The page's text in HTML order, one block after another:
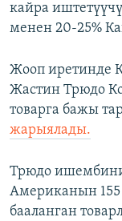
кайра
менен 20-25%
Жооп иретинде
Жастин Трюдо
товарга бажы
жарыялады.
Трюдо
Американын
бааланган